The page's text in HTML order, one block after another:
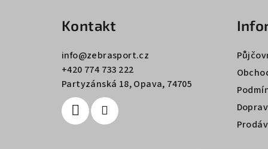
Kontakt
info@zebrasport.cz
+420 774 733 222
Partyzánská 18, Opava, 74705